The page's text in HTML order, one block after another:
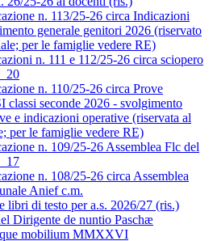
n. 113/25-26 circa Indicazioni
generale genitori 2026 (riservato
per le famiglie vedere RE)
n. 111 e 112/25-26 circa sciopero
n. 110/25-26 circa Prove
seconde 2026 - svolgimento
e indicazioni operative (riservata al
per le famiglie vedere RE)
n. 109/25-26 Assemblea Flc del
n. 108/25-26 circa Assemblea
Anief c.m.
libri di testo per a.s. 2026/27 (ris.)
Dirigente de nuntio Paschæ
mobilium MMXXVI